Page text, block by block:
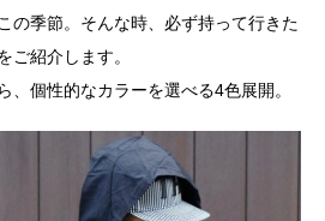
の季節。そんな時、必ず持って行きた
ご紹介します。
、個性的なカラーを選べる4色展開。